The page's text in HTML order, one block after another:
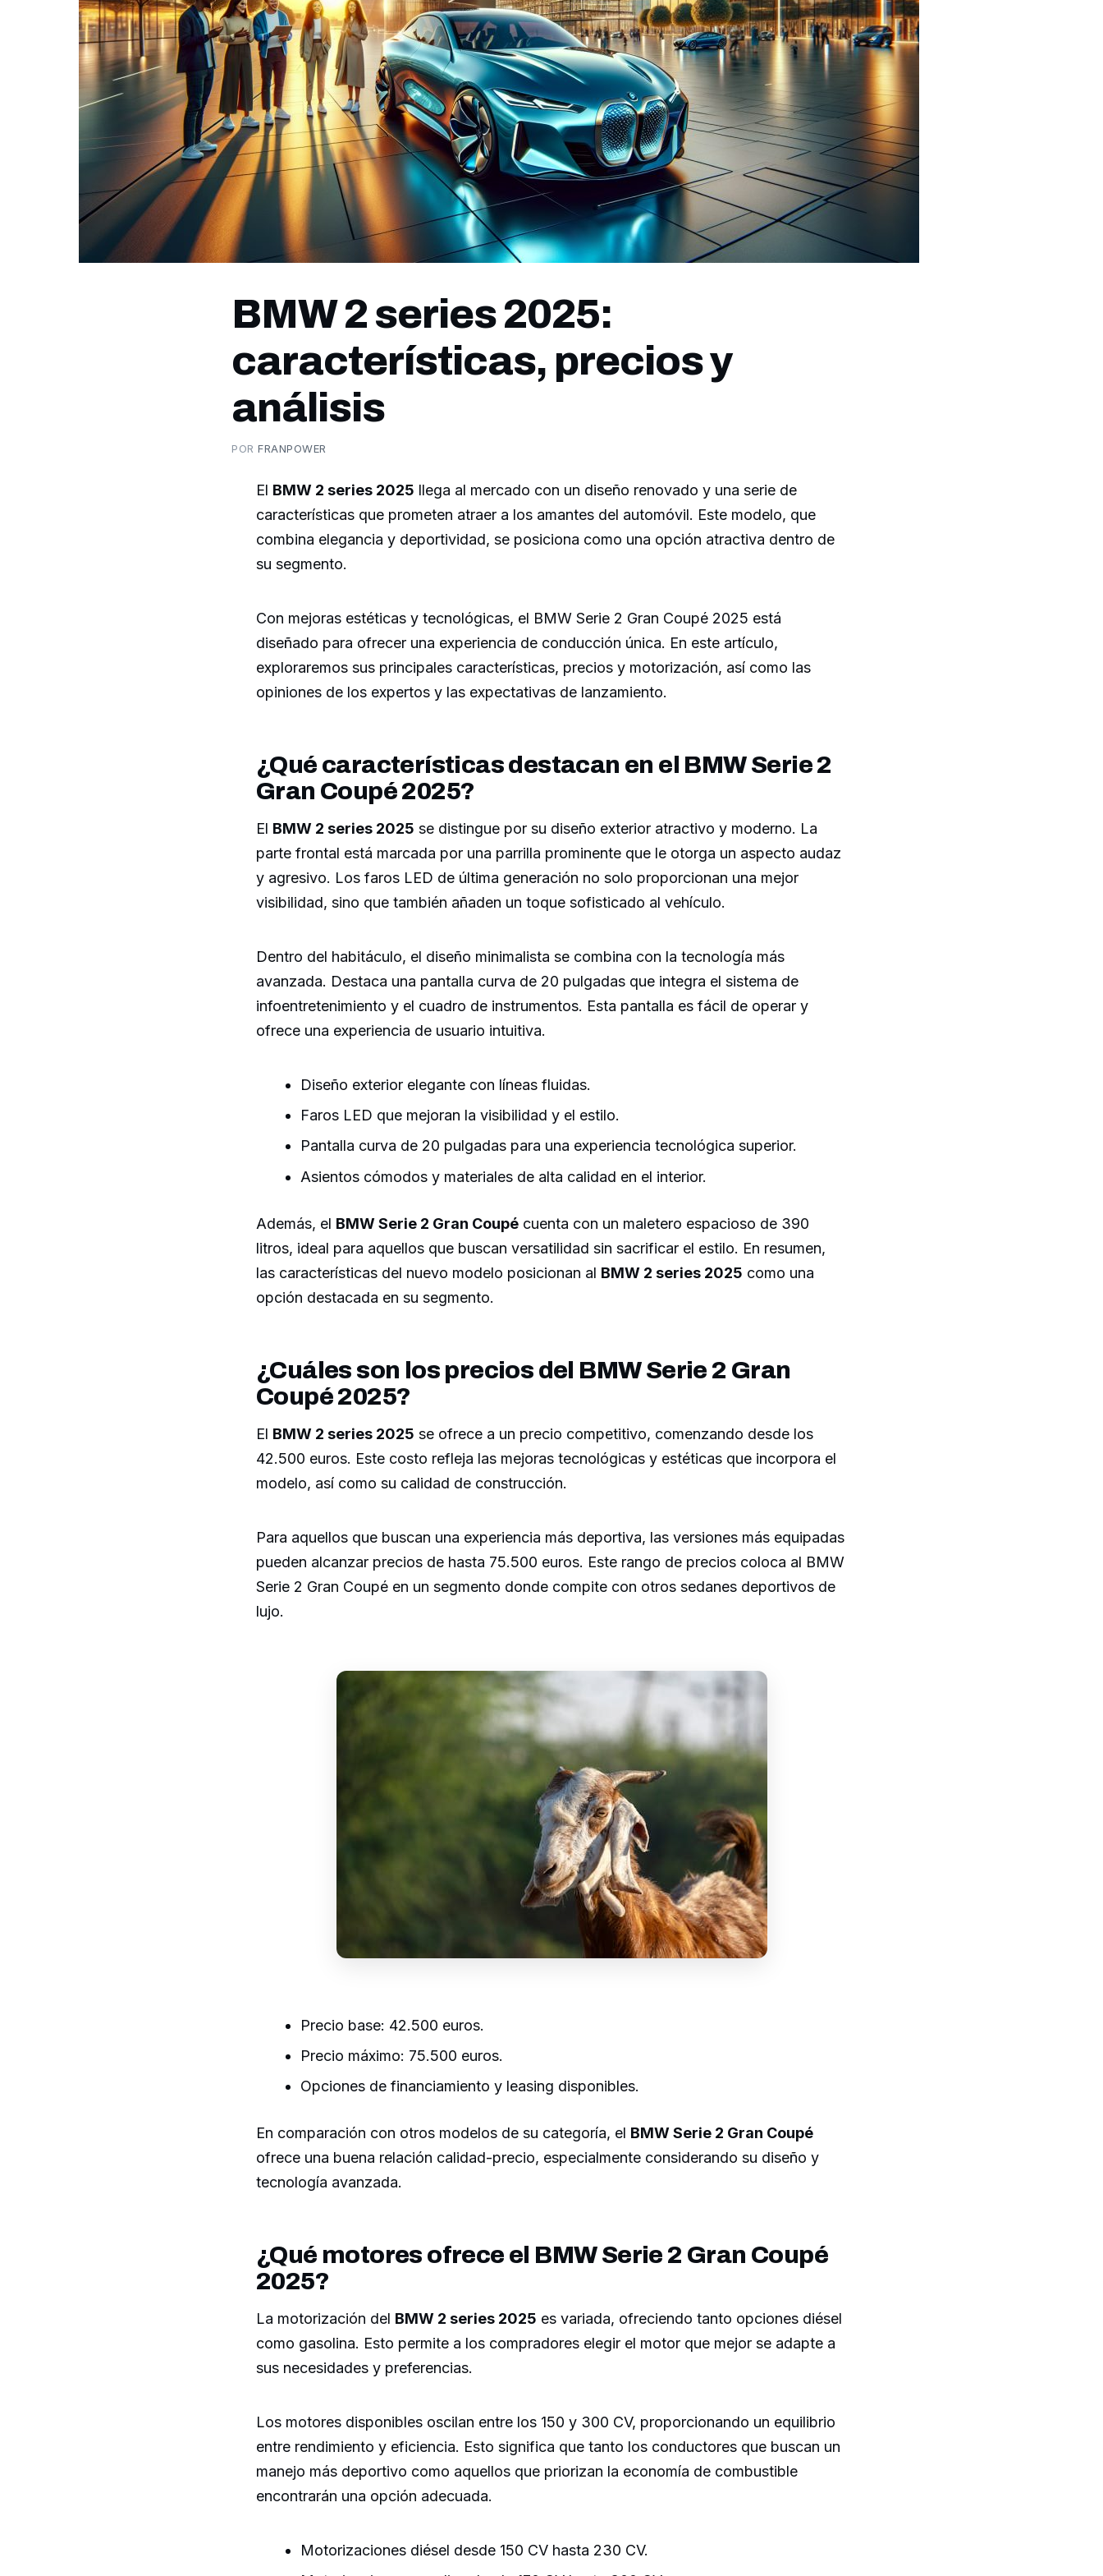
BMW 2 series 2025:
características, precios y
análisis
PORFRANPOWER
El BMW 2 series 2025 llega al mercado con un diseño renovado y una serie de
características que prometen atraer a los amantes del automóvil. Este modelo, que
combina elegancia y deportividad, se posiciona como una opción atractiva dentro de
su segmento.
Con mejoras estéticas y tecnológicas, el BMW Serie 2 Gran Coupé 2025 está
diseñado para ofrecer una experiencia de conducción única. En este artículo,
exploraremos sus principales características, precios y motorización, así como las
opiniones de los expertos y las expectativas de lanzamiento.
¿Qué características destacan en el BMW Serie 2
Gran Coupé 2025?
El BMW 2 series 2025 se distingue por su diseño exterior atractivo y moderno. La
parte frontal está marcada por una parrilla prominente que le otorga un aspecto audaz
y agresivo. Los faros LED de última generación no solo proporcionan una mejor
visibilidad, sino que también añaden un toque sofisticado al vehículo.
Dentro del habitáculo, el diseño minimalista se combina con la tecnología más
avanzada. Destaca una pantalla curva de 20 pulgadas que integra el sistema de
infoentretenimiento y el cuadro de instrumentos. Esta pantalla es fácil de operar y
ofrece una experiencia de usuario intuitiva.
Diseño exterior elegante con líneas fluidas.
Faros LED que mejoran la visibilidad y el estilo.
Pantalla curva de 20 pulgadas para una experiencia tecnológica superior.
Asientos cómodos y materiales de alta calidad en el interior.
Además, el BMW Serie 2 Gran Coupé cuenta con un maletero espacioso de 390
litros, ideal para aquellos que buscan versatilidad sin sacrificar el estilo. En resumen,
las características del nuevo modelo posicionan al BMW 2 series 2025 como una
opción destacada en su segmento.
¿Cuáles son los precios del BMW Serie 2 Gran
Coupé 2025?
El BMW 2 series 2025 se ofrece a un precio competitivo, comenzando desde los
42.500 euros. Este costo refleja las mejoras tecnológicas y estéticas que incorpora el
modelo, así como su calidad de construcción.
Para aquellos que buscan una experiencia más deportiva, las versiones más equipadas
pueden alcanzar precios de hasta 75.500 euros. Este rango de precios coloca al BMW
Serie 2 Gran Coupé en un segmento donde compite con otros sedanes deportivos de
lujo.
Precio base: 42.500 euros.
Precio máximo: 75.500 euros.
Opciones de financiamiento y leasing disponibles.
En comparación con otros modelos de su categoría, el BMW Serie 2 Gran Coupé
ofrece una buena relación calidad-precio, especialmente considerando su diseño y
tecnología avanzada.
¿Qué motores ofrece el BMW Serie 2 Gran Coupé
2025?
La motorización del BMW 2 series 2025 es variada, ofreciendo tanto opciones diésel
como gasolina. Esto permite a los compradores elegir el motor que mejor se adapte a
sus necesidades y preferencias.
Los motores disponibles oscilan entre los 150 y 300 CV, proporcionando un equilibrio
entre rendimiento y eficiencia. Esto significa que tanto los conductores que buscan un
manejo más deportivo como aquellos que priorizan la economía de combustible
encontrarán una opción adecuada.
Motorizaciones diésel desde 150 CV hasta 230 CV.